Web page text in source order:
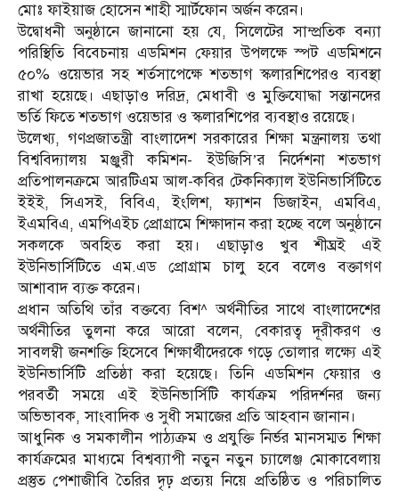
মোঃ ফাইয়াজ হোসেন শাহী স্মার্টফোন অর্জন করেন।
উদ্বোধনী অনুষ্ঠানে জানানো হয় যে, সিলেটের সাম্প্রতিক বন্যা
পরিস্থিতি বিবেচনায় এডমিশন ফেয়ার উপলক্ষে স্পট এডমিশনে
৫০% ওয়েভার সহ শর্তসাপেক্ষে শতভাগ স্কলারশিপেরও ব্যবস্থা
রাখা হয়েছে। এছাড়াও দরিদ্র, মেধাবী ও মুক্তিযোদ্ধা সন্তানদের
ভর্তি ফিতে শতভাগ ওয়েভার ও স্কলারশিপের ব্যবস্থাও রয়েছে।
উলেখ্য, গণপ্রজাতন্ত্রী বাংলাদেশ সরকারের শিক্ষা মন্ত্রনালয় তথা
বিশ্ববিদ্যালয় মঞ্জুরী কমিশন- ইউজিসি’র নির্দেশনা শতভাগ
প্রতিপালনক্রমে আরটিএম আল-কবির টেকনিক্যাল ইউনিভার্সিটিতে
ইইই, সিএসই, বিবিএ, ইংলিশ, ফ্যাশন ডিজাইন, এমবিএ,
ইএমবিএ, এমপিএইচ প্রোগ্রামে শিক্ষাদান করা হচ্ছে বলে অনুষ্ঠানে
সকলকে অবহিত করা হয়। এছাড়াও খুব শীঘ্রই এই
ইউনিভার্সিটিতে এম.এড প্রোগ্রাম চালু হবে বলেও বক্তাগণ
আশাবাদ ব্যক্ত করেন।
প্রধান অতিথি তাঁর বক্তব্যে বিশ^ অর্থনীতির সাথে বাংলাদেশের
অর্থনীতির তুলনা করে আরো বলেন, বেকারত্ব দূরীকরণ ও
সাবলম্বী জনশক্তি হিসেবে শিক্ষার্থীদেরকে গড়ে তোলার লক্ষ্যে এই
ইউনিভার্সিটি প্রতিষ্ঠা করা হয়েছে। তিনি এডমিশন ফেয়ার ও
পরবর্তী সময়ে এই ইউনিভার্সিটি কার্যক্রম পরিদর্শনর জন্য
অভিভাবক, সাংবাদিক ও সুধী সমাজের প্রতি আহবান জানান।
আধুনিক ও সমকালীন পাঠ্যক্রম ও প্রযুক্তি নির্ভর মানসম্মত শিক্ষা
কার্যক্রমের মাধ্যমে বিশ্বব্যাপী নতুন নতুন চ্যালেঞ্জ মোকাবেলায়
প্রস্তুত পেশাজীবি তৈরির দৃঢ় প্রত্যয় নিয়ে প্রতিষ্ঠিত ও পরিচালিত